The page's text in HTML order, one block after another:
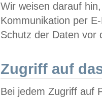
Wir weisen darauf
Kommunikation per
Schutz der Daten vor
Zugriff auf
Bei jedem Zugriff auf